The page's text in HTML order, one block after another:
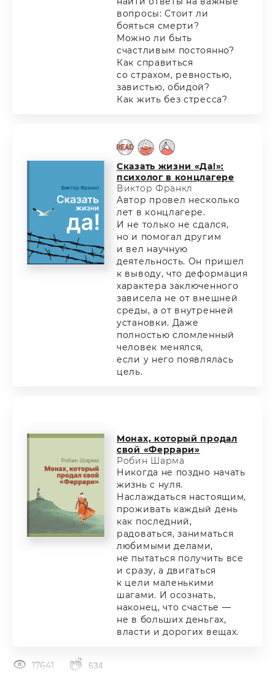
вопросы: Стоит ли
бояться смерти?
Можно ли быть
счастливым постоянно?
Как справиться
со страхом, ревностью,
завистью, обидой?
Как жить без стресса?
Сказать жизни «Да!»:
психолог в концлагере
Виктор Франкл
Автор провел несколько
лет в концлагере.
И не только не сдался,
но и помогал другим
и вел научную
деятельность. Он пришел
к выводу, что деформация
характера заключенного
зависела не от внешней
среды, а от внутренней
установки. Даже
полностью сломленный
человек менялся,
если у него появлялась
цель.
Монах, который продал
свой «Феррари»
Робин Шарма
Никогда не поздно начать
жизнь с нуля.
Наслаждаться настоящим,
проживать каждый день
как последний,
радоваться, заниматься
любимыми делами,
не пытаться получить все
и сразу, а двигаться
к цели маленькими
шагами. И осознать,
наконец, что счастье —
не в больших деньгах,
власти и дорогих вещах.
17641 634